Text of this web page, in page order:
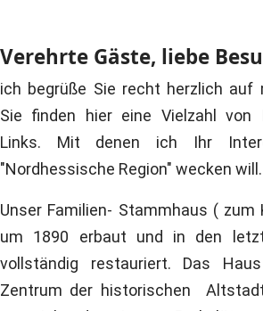
Verehrte Gäste, liebe
ich begrüße Sie recht herzlich auf
Sie finden hier eine Vielzahl von
Links. Mit denen ich Ihr
"Nordhessische Region" wecken will.
Unser Familien- Stammhaus (
um 1890 erbaut und in den
vollständig restauriert. Das
Zentrum der historischen